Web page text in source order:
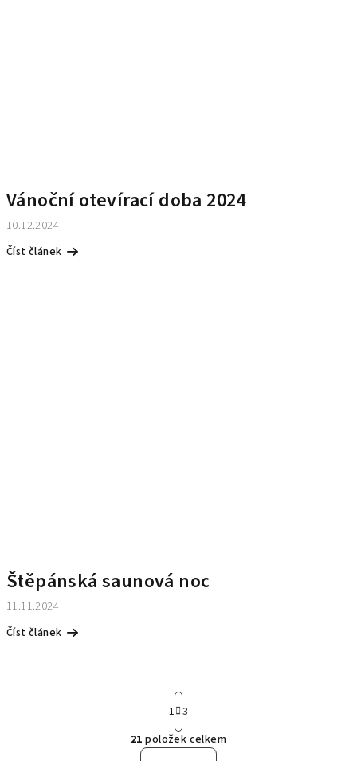
Vánoční otevírací doba 2024
10.12.2024
Číst článek
Štěpánská saunová noc
11.11.2024
Číst článek
O
S
t
r
á
1 3
21 položek celkem